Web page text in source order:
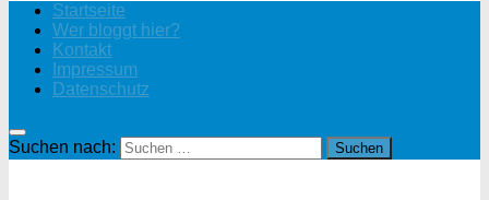
Startseite
Wer bloggt hier?
Kontakt
Impressum
Datenschutz
Suchen nach: